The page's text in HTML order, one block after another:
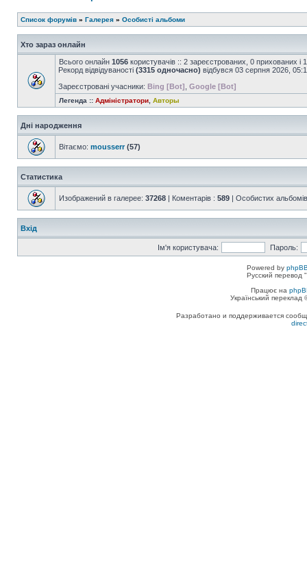
Список форумів » Галерея » Особисті альбоми
Хто зараз онлайн
Всього онлайн 1056 користувачів :: 2 зареєстрованих, 0 прихованих і
Рекорд відвідуваності (3315 одночасно) відбувся 03 серпня 2026,
Зареєстровані учасники: Bing [Bot] Google [Bot]
Легенда :: Адміністратори Авторы
Дні народження
Вітаємо: mousserr(57)
Статистика
Изображений в галерее: 37268 | Коментарів : 589 | Особистих
Вхід
Ім'я користувача: Пароль:
Powered by
Русский перевод
Працює на
Український
Разработано и поддерживается